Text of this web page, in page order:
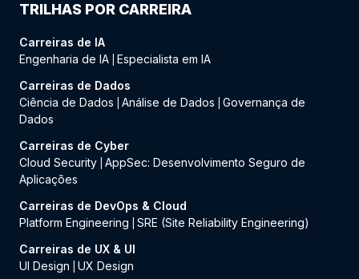
TRILHAS POR CARREIRA
Carreiras de IA
Engenharia de IA Especialista em IA
Carreiras de Dados
Ciência de Dados
Análise de Dados
Governança de
Dados
Carreiras de Cyber
Cloud Security AppSec: Desenvolvimento Seguro de
Aplicações
Carreiras de DevOps & Cloud
Platform Engineering
SRE (Site Reliability Engineering)
Carreiras de UX & UI
UI Design
UX Design